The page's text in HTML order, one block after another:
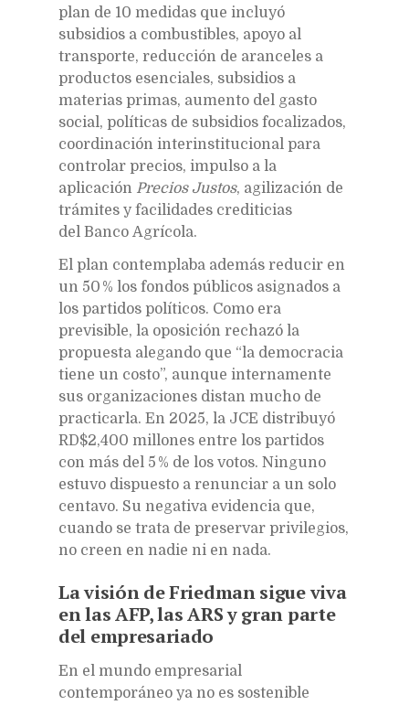
plan de 10 medidas que incluyó
subsidios a combustibles, apoyo al
transporte, reducción de aranceles a
productos esenciales, subsidios a
materias primas, aumento del gasto
social, políticas de subsidios focalizados,
coordinación interinstitucional para
controlar precios, impulso a la
aplicación Precios Justos, agilización de
trámites y facilidades crediticias
del Banco Agrícola.
El plan contemplaba además reducir en
un 50 % los fondos públicos asignados a
los partidos políticos. Como era
previsible, la oposición rechazó la
propuesta alegando que “la democracia
tiene un costo”, aunque internamente
sus organizaciones distan mucho de
practicarla. En 2025, la JCE distribuyó
RD$2,400 millones entre los partidos
con más del 5 % de los votos. Ninguno
estuvo dispuesto a renunciar a un solo
centavo. Su negativa evidencia que,
cuando se trata de preservar privilegios,
no creen en nadie ni en nada.
La visión de Friedman sigue viva
en las AFP, las ARS y gran parte
del empresariado
En el mundo empresarial
contemporáneo ya no es sostenible